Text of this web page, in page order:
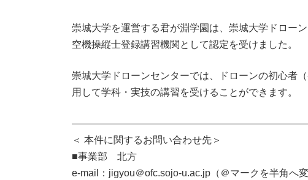
崇城大学を運営する君が淵学園は、崇城大学ドロー
空機操縦士登録講習機関として認定を受けました。
崇城大学ドローンセンターでは、ドローンの初心者
用して学科・実技の講習を受けることができます。
＜ 本件に関するお問い合わせ先＞
■事業部 北方
e-mail：jigyou＠ofc.sojo-u.ac.jp（＠マークを半角へ変